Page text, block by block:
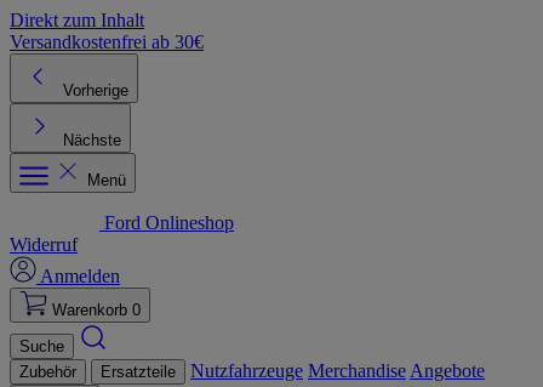
Direkt zum Inhalt
Versandkostenfrei ab 30€
Vorherige
Nächste
Menü
Ford Onlineshop
Widerruf
Anmelden
Warenkorb 0
Suche
Zubehör
Ersatzteile Nutzfahrzeuge Merchandise Angebote